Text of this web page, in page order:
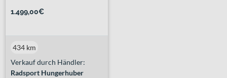
1.499,00€
Verkauf durch Händler:
Radsport Hungerhuber
434 km